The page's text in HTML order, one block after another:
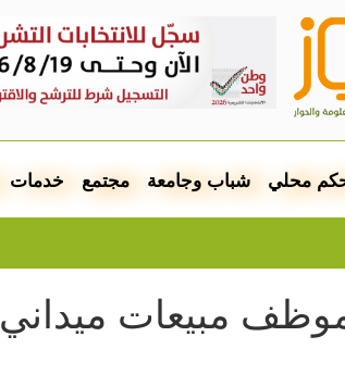
محلي شباب وجامعة مجتمع خدمات
مبيعات ميداني